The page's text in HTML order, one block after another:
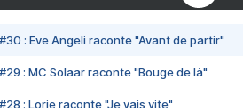
#30 : Eve Angeli raconte "Avant de partir"
#29 : MC Solaar raconte "Bouge de là"
#28 : Lorie raconte "Je vais vite"